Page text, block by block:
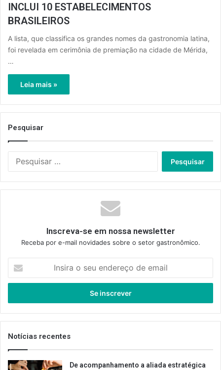
INCLUI 10 ESTABELECIMENTOS
BRASILEIROS
A lista, que classifica os grandes nomes da gastronomia latina,
foi revelada em cerimônia de premiação na cidade de Mérida,
…
Leia mais »
Pesquisar
Inscreva-se em nossa newsletter
Receba por e-mail novidades sobre o setor gastronômico.
seu
de
email
Notícias recentes
De acompanhamento a aliada estratégica